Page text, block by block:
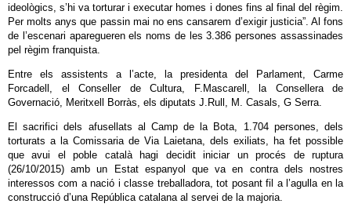
ideològics, s’hi va torturar i executar homes i dones fins al final del règim.
Per molts anys que passin mai no ens cansarem d’exigir justicia”. Al fons
de l’escenari aparegueren els noms de les 3.386 persones assassinades
pel règim franquista.
Entre els assistents a l’acte, la presidenta del Parlament, Carme
Forcadell, el Conseller de Cultura, F.Mascarell, la Consellera de
Governació, Meritxell Borràs, els diputats J.Rull, M. Casals, G Serra.
El sacrifici dels afusellats al Camp de la Bota, 1.704 persones, dels
torturats a la Comissaria de Via Laietana, dels exiliats, ha fet possible
que avui el poble català hagi decidit iniciar un procés de ruptura
(26/10/2015) amb un Estat espanyol que va en contra dels nostres
interessos com a nació i classe treballadora, tot posant fil a l’agulla en la
construcció d’una República catalana al servei de la majoria.